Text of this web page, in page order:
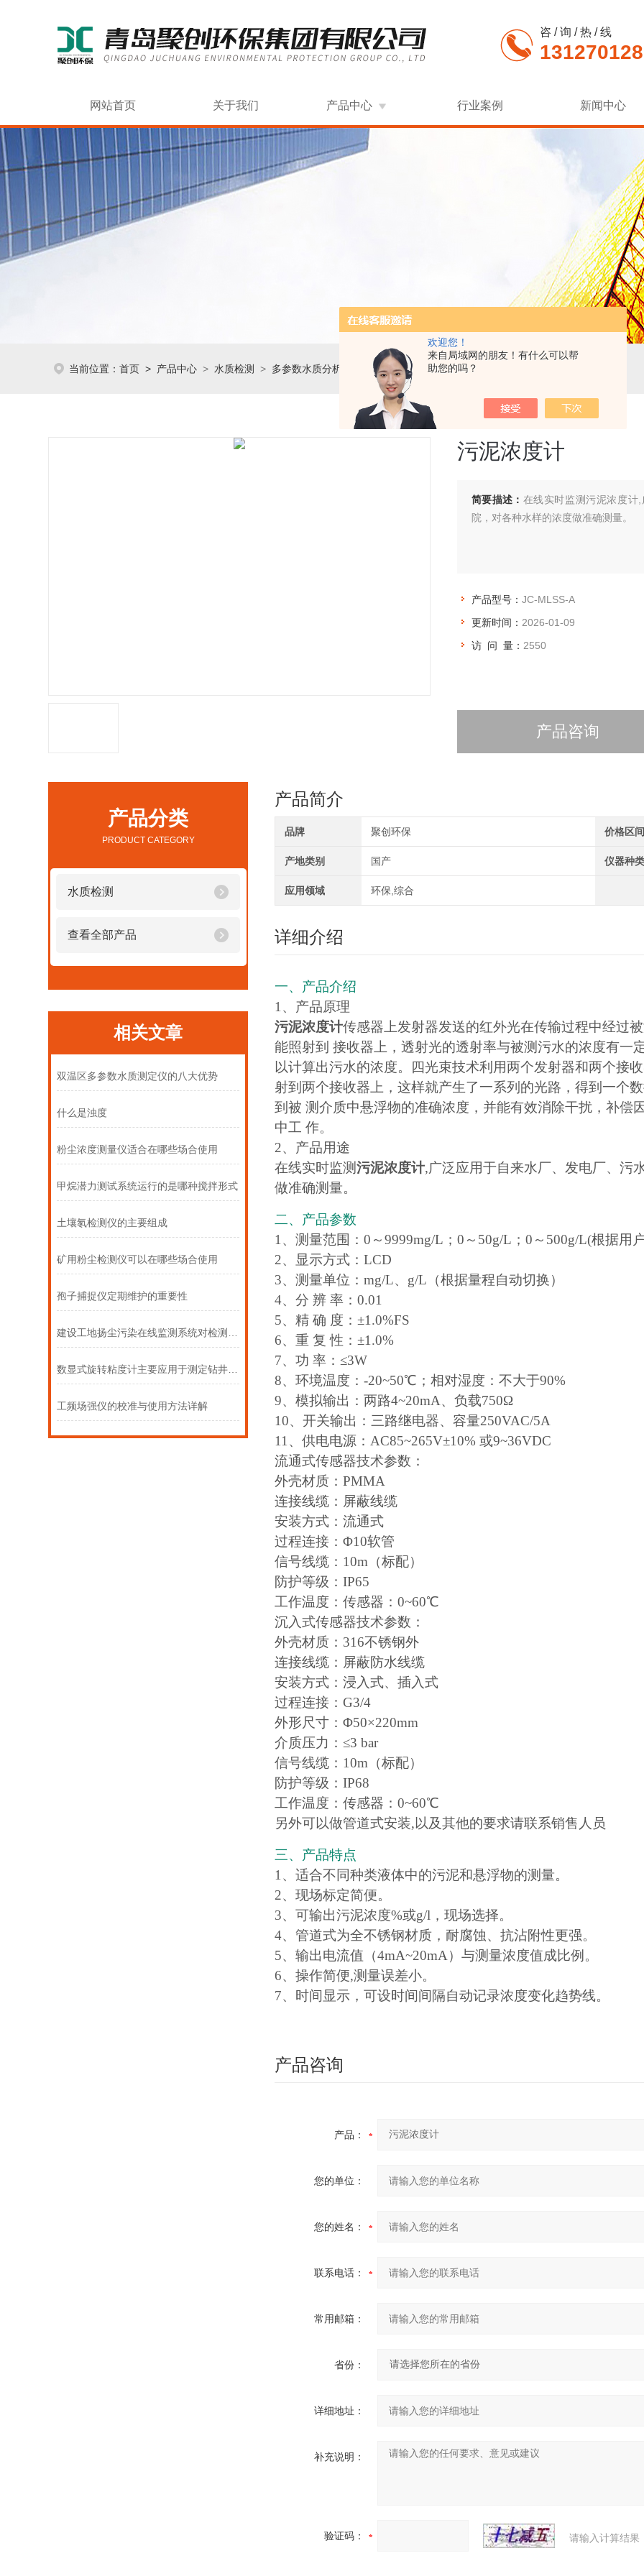
欢迎您！
来自局域网的朋友！有什么可以帮
助您的吗？
咨 / 询 / 热 / 线
网站首页 关于我们 产品中心 行业案例 新闻中心
当前位置： 首页 > 产品中心 > 水质检测 > 多参数水质分析仪 > JC-MLSS-A污泥浓度计
污泥浓度计
简要描述： 在线实时监测污泥浓度计
院，对各种水样的浓度做准确测量。
产品型号： JC-MLSS-A
更新时间： 2026-01-09
访 问 量： 2550
产品咨询
产品分类
PRODUCT CATEGORY
水质检测
查看全部产品
相关文章
双温区多参数水质测定仪的八大优势
什么是浊度
粉尘浓度测量仪适合在哪些场合使用
甲烷潜力测试系统运行的是哪种搅拌形式
土壤氡检测仪的主要组成
矿用粉尘检测仪可以在哪些场合使用
孢子捕捉仪定期维护的重要性
工频场强仪的校准与使用方法详解
产品简介
品牌 聚创环保 价格区间
产地类别 国产 仪器种类
应用领域 环保,综合
详细介绍
一、产品介绍
1、产品原理
污泥浓度计传感器上发射器发送的红外光在传输过程中经过
能照射到 接收器上，透射光的透射率与被测污水的浓度有一
以计算出污水的浓度。四光束技术利用两个发射器和两个接
射到两个接收器上，这样就产生了一系列的光路，得到一个
到被 测介质中悬浮物的准确浓度，并能有效消除干扰，补偿
中工 作。
2、产品用途
在线实时监测污泥浓度计,广泛应用于自来水厂、发电厂、污
做准确测量。
二、产品参数
1、测量范围：0～9999mg/L；0～50g/L；0～500g/L(根据用
2、显示方式：LCD
3、测量单位：mg/L、g/L（根据量程自动切换）
4、分 辨 率：0.01
5、精 确 度：±1.0%FS
6、重 复 性：±1.0%
7、功 率：≤3W
8、环境温度：-20~50℃；相对湿度：不大于90%
9、模拟输出：两路4~20mA、负载750Ω
10、开关输出：三路继电器、容量250VAC/5A
11、供电电源：AC85~265V±10% 或9~36VDC
流通式传感器技术参数：
外壳材质：PMMA
连接线缆：屏蔽线缆
安装方式：流通式
过程连接：Φ10软管
信号线缆：10m（标配）
防护等级：IP65
工作温度：传感器：0~60℃
沉入式传感器技术参数：
外壳材质：316不锈钢外
连接线缆：屏蔽防水线缆
安装方式：浸入式、插入式
过程连接：G3/4
外形尺寸：Φ50×220mm
介质压力：≤3 bar
信号线缆：10m（标配）
防护等级：IP68
工作温度：传感器：0~60℃
另外可以做管道式安装,以及其他的要求请联系销售人员
三、产品特点
1、适合不同种类液体中的污泥和悬浮物的测量。
2、现场标定简便。
3、可输出污泥浓度%或g/l，现场选择。
4、管道式为全不锈钢材质，耐腐蚀、抗沾附性更强。
5、输出电流值（4mA~20mA）与测量浓度值成比例。
6、操作简便,测量误差小。
7、时间显示，可设时间间隔自动记录浓度变化趋势线。
产品咨询
产品：
您的单位：
您的姓名：
联系电话：
常用邮箱：
省份：
详细地址：
补充说明：
验证码： 请输入计算结果